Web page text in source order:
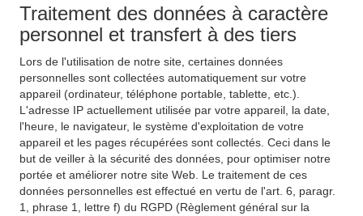
Traitement des données à caractère
personnel et transfert à des tiers
Lors de l'utilisation de notre site, certaines données
personnelles sont collectées automatiquement sur votre
appareil (ordinateur, téléphone portable, tablette, etc.).
L'adresse IP actuellement utilisée par votre appareil, la date,
l'heure, le navigateur, le système d'exploitation de votre
appareil et les pages récupérées sont collectés. Ceci dans le
but de veiller à la sécurité des données, pour optimiser notre
portée et améliorer notre site Web. Le traitement de ces
données personnelles est effectué en vertu de l'art. 6, paragr.
1, phrase 1, lettre f) du RGPD (Règlement général sur la